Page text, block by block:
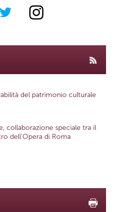
del patrimonio culturale
collaborazione speciale tra il
dell'Opera di Roma